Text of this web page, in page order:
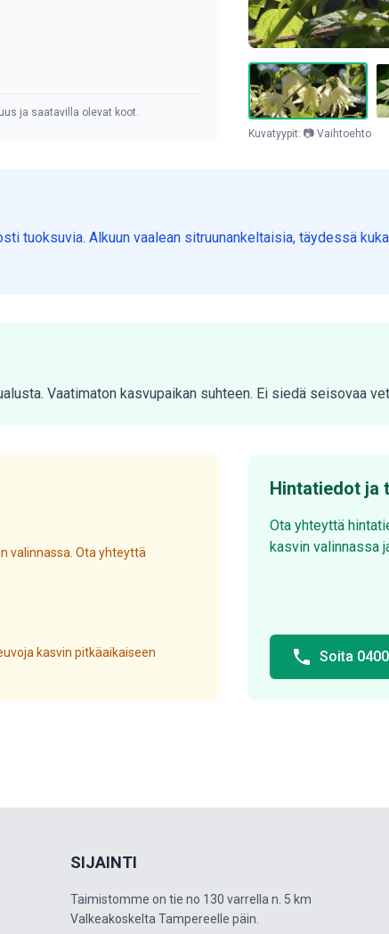
ja saatavilla olevat koot.
Kuvatyypit: 📷 Vaihtoehto
tuoksuvia. Alkuun vaalean sitruunankeltaisia, täydessä
Vaatimaton kasvupaikan suhteen. Ei siedä seisovaa
valinnassa. Ota yhteyttä
kasvin pitkäaikaiseen
Hintatiedot ja
Ota yhteyttä
kasvin valinnassa
phone Soita
SIJAINTI
Taimistomme on tie no 130 varrella n. 5 km
Valkeakoskelta Tampereelle päin.